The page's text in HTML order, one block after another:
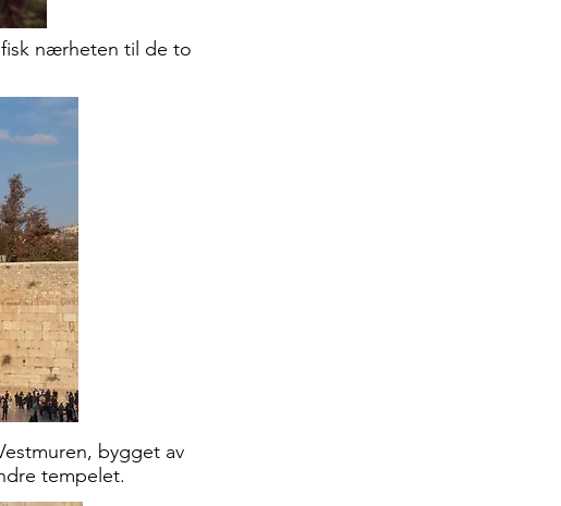
nærheten til de to
bygget av
tempelet.